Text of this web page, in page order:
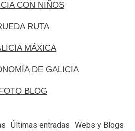
CON NIÑOS
RUTA
MÁXICA
DE GALICIA
FOTO BLOG
Últimas entradas Webs y Blogs